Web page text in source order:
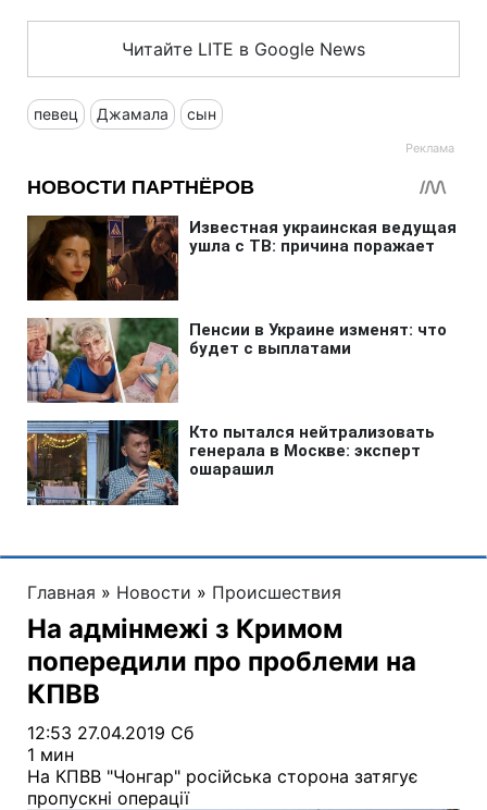
Читайте LITE в Google News
певец Джамала сын
Главная » Новости » Происшествия
На адмінмежі з Кримом
попередили про проблеми на
КПВВ
12:53 27.04.2019 Сб
1 мин
На КПВВ "Чонгар" російська сторона затягує
пропускні операції